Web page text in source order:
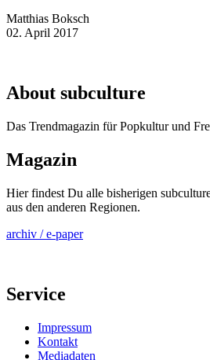
Matthias Boksch
02. April 2017
About subculture
Das Trendmagazin für Popkultur und
Magazin
Hier findest Du alle bisherigen
aus den anderen Regionen.
archiv / e-paper
Service
Impressum
Kontakt
Mediadaten